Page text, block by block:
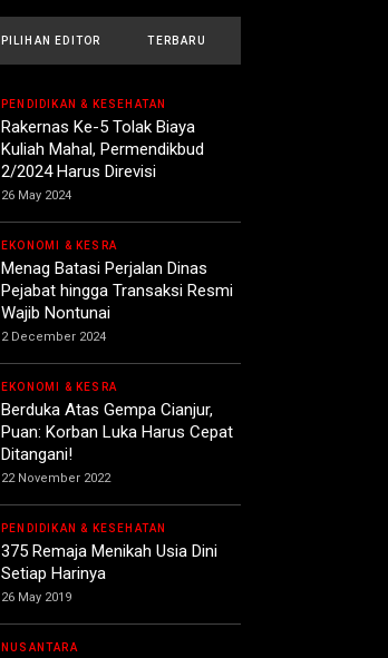
PILIHAN EDITOR TERBARU
PENDIDIKAN & KESEHATAN
Rakernas Ke-5 Tolak Biaya
Kuliah Mahal, Permendikbud
2/2024 Harus Direvisi
26 May 2024
EKONOMI & KESRA
Menag Batasi Perjalan Dinas
Pejabat hingga Transaksi Resmi
Wajib Nontunai
2 December 2024
EKONOMI & KESRA
Berduka Atas Gempa Cianjur,
Puan: Korban Luka Harus Cepat
Ditangani!
22 November 2022
PENDIDIKAN & KESEHATAN
375 Remaja Menikah Usia Dini
Setiap Harinya
26 May 2019
NUSANTARA